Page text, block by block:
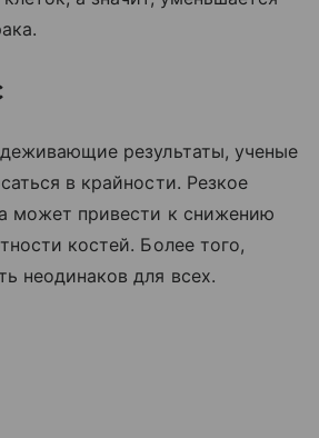
результаты, ученые
в крайности. Резкое
может привести к снижению
костей. Более того,
неодинаков для всех.